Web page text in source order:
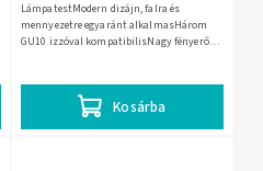
Kosárba
LámpatestModern dizájn, falra és
mennyezetre egyaránt alkalmasHárom
GU10 izzóval kompatibilisNagy fényerő